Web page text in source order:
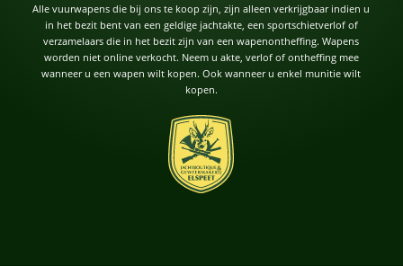
Alle vuurwapens die bij ons te koop zijn, zijn alleen verkrijgbaar indien u
in het bezit bent van een geldige jachtakte, een sportschietverlof of
verzamelaars die in het bezit zijn van een wapenontheffing. Wapens
worden niet online verkocht. Neem u akte, verlof of ontheffing mee
wanneer u een wapen wilt kopen. Ook wanneer u enkel munitie wilt
kopen.